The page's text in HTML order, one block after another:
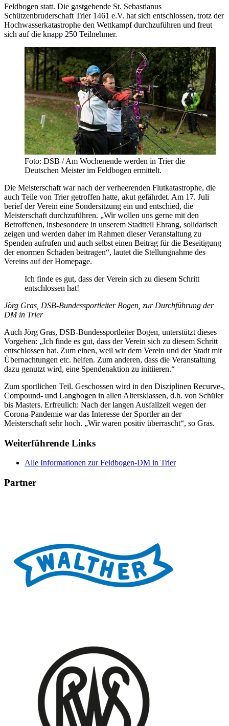
Feldbogen statt. Die gastgebende St. Sebastianus
Schützenbruderschaft Trier 1461 e.V. hat sich entschlossen, trotz der
Hochwasserkatastrophe den Wettkampf durchzuführen und freut
sich auf die knapp 250 Teilnehmer.
Foto: DSB / Am Wochenende werden in Trier die
Deutschen Meister im Feldbogen ermittelt.
Die Meisterschaft war nach der verheerenden Flutkatastrophe, die
auch Teile von Trier getroffen hatte, akut gefährdet. Am 17. Juli
berief der Verein eine Sondersitzung ein und entschied, die
Meisterschaft durchzuführen. „Wir wollen uns gerne mit den
Betroffenen, insbesondere in unserem Stadtteil Ehrang, solidarisch
zeigen und werden daher im Rahmen dieser Veranstaltung zu
Spenden aufrufen und auch selbst einen Beitrag für die Beseitigung
der enormen Schäden beitragen“, lautet die Stellungnahme des
Vereins auf der Homepage.
Ich finde es gut, dass der Verein sich zu diesem Schritt
entschlossen hat!
Jörg Gras, DSB-Bundessportleiter Bogen, zur Durchführung der
DM in Trier
Auch Jörg Gras, DSB-Bundessportleiter Bogen, unterstützt dieses
Vorgehen: „Ich finde es gut, dass der Verein sich zu diesem Schritt
entschlossen hat. Zum einen, weil wir dem Verein und der Stadt mit
Übernachtungen etc. helfen. Zum anderen, dass die Veranstaltung
dazu genutzt wird, eine Spendenaktion zu initiieren.“
Zum sportlichen Teil. Geschossen wird in den Disziplinen Recurve-,
Compound- und Langbogen in allen Altersklassen, d.h. von Schüler
bis Masters. Erfreulich: Nach der langen Ausfallzeit wegen der
Corona-Pandemie war das Interesse der Sportler an der
Meisterschaft sehr hoch. „Wir waren positiv überrascht“, so Gras.
Weiterführende Links
Alle Informationen zur Feldbogen-DM in Trier
Partner